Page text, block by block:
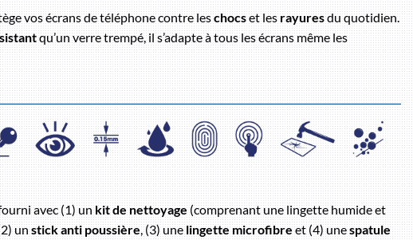
vos écrans de téléphone contre leschocset lesrayuresdu quotidien.
qu’un verre trempé, il s’adapte à tous les écrans même les
avec (1) unkit de nettoyage(comprenant une lingette humide et
unstick anti poussière, (3) unelingette microfibreet (4) unespatule